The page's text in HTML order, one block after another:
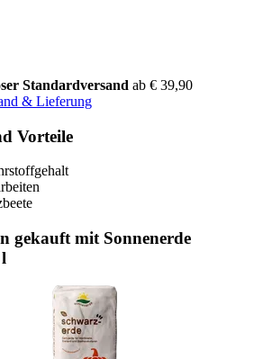
Standardversand ab € 39,90
& Lieferung
Vorteile
gekauft mit Sonnenerde